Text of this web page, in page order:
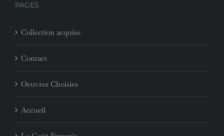
PAGES
Collection acquise
Contact
Oeuvres Choisies
Accueil